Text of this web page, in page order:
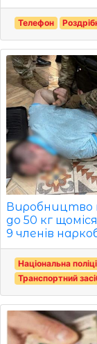
Телефон
Виробництво
до 50 кг
9 членів
Національна
Транспортний